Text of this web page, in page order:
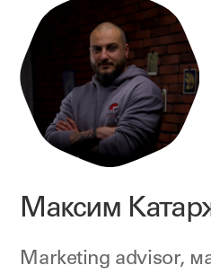
Максим
Marketing advisor,